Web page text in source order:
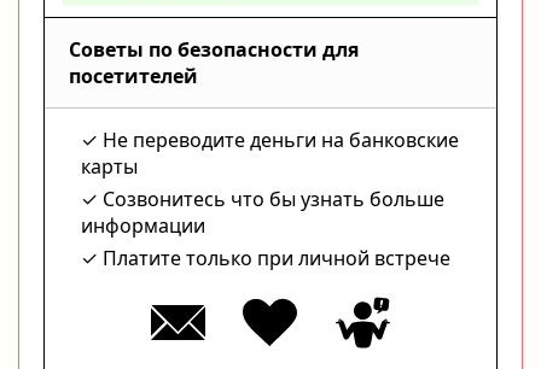
Советы по безопасности для
посетителей
Не переводите деньги на банковские
карты
Созвонитесь что бы узнать больше
информации
Платите только при личной встрече